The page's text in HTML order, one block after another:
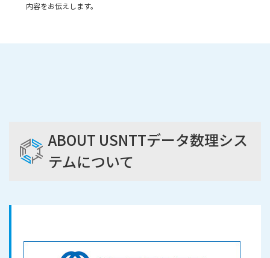
内容をお伝えします。
ABOUT USNTTデータ数理シス
テムについて